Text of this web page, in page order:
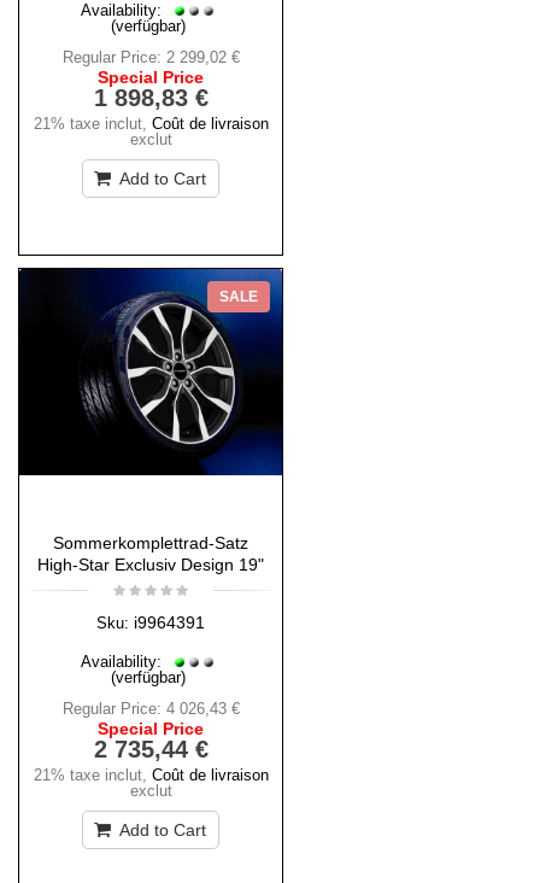
Availability:
(verfügbar)
Regular Price: 2 299,02 €
Special Price
1 898,83 €
21% taxe inclut, Coût de livraison
exclut
Add to Cart
SALE
Sommerkomplettrad-Satz
High-Star Exclusiv Design 19"
Sku: i9964391
Availability:
(verfügbar)
Regular Price: 4 026,43 €
Special Price
2 735,44 €
21% taxe inclut, Coût de livraison
exclut
Add to Cart